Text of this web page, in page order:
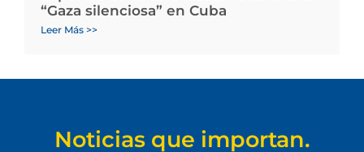
“Gaza silenciosa” en Cuba
Leer Más >>
Noticias que importan.